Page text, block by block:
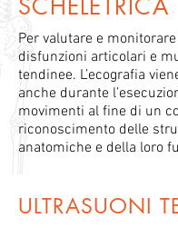
SCHELETRICA
Per valutare e
disfunzioni articolari e
tendinee. L’ecografia
anche durante
movimenti al fine di un
riconoscimento delle
anatomiche e della loro
ULTRASUONI